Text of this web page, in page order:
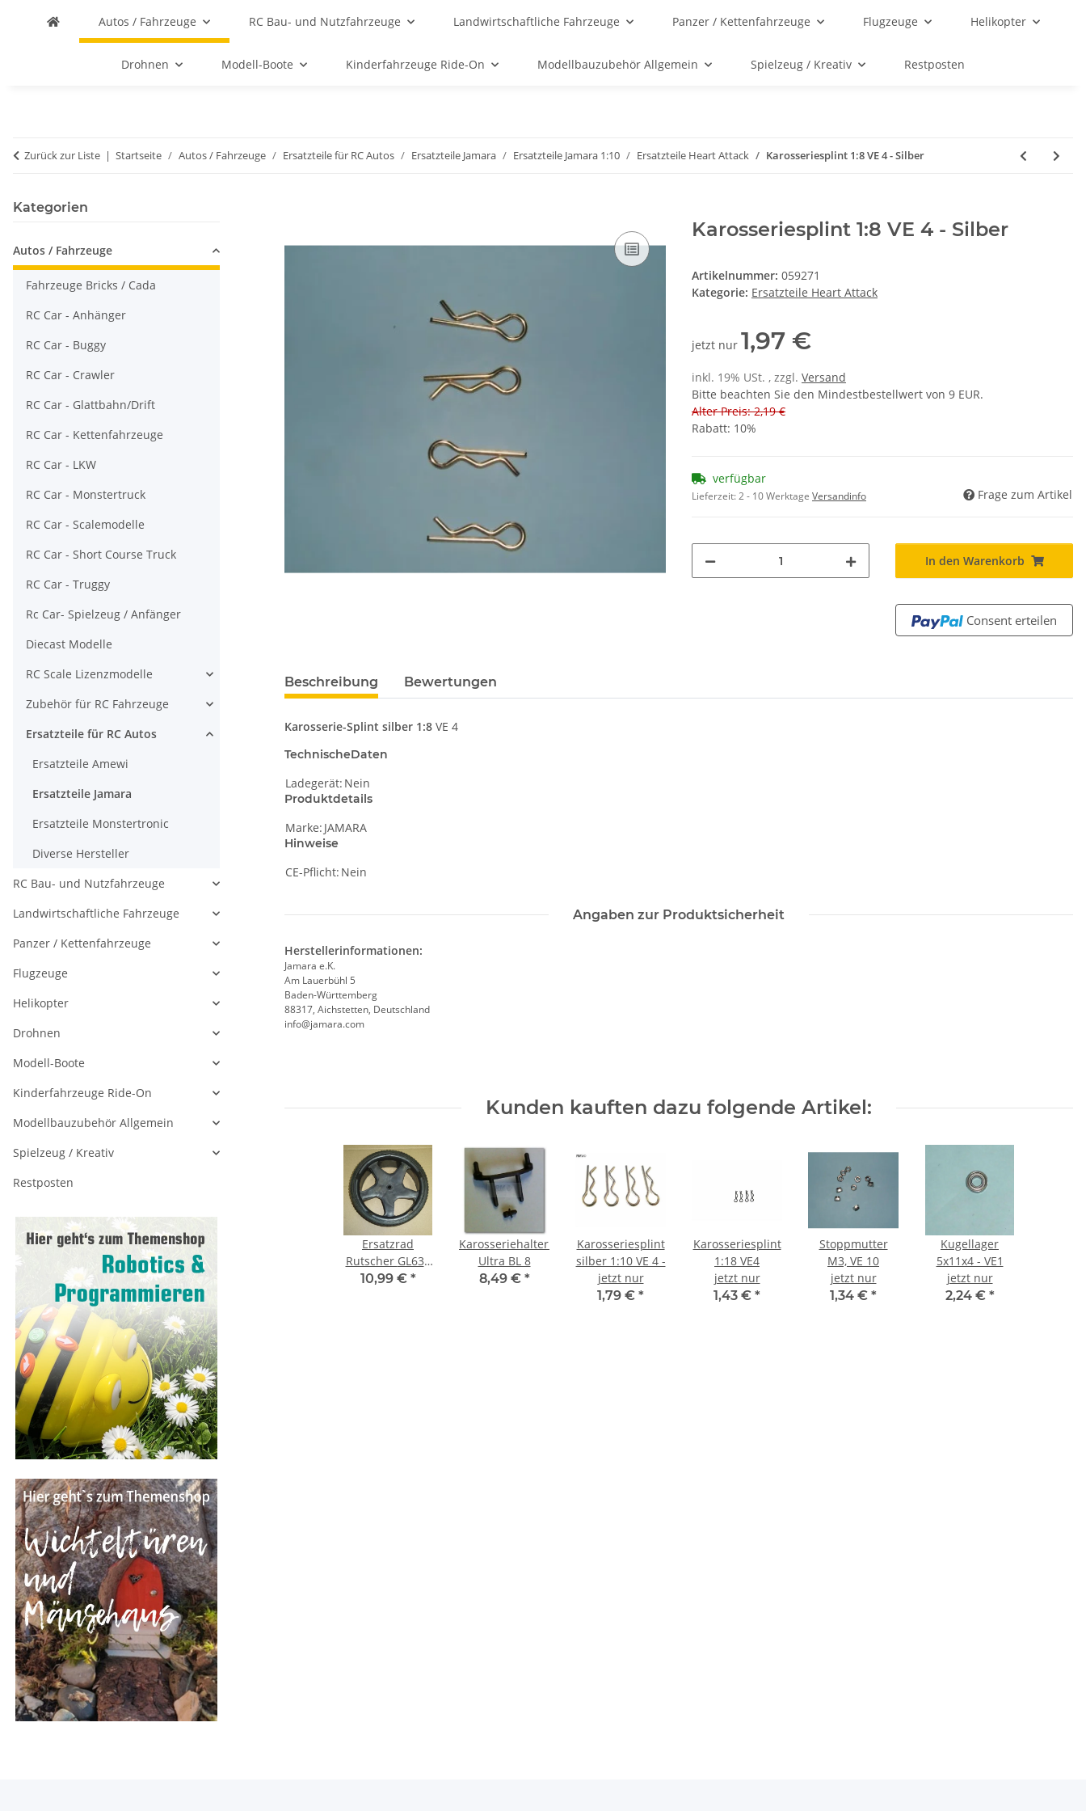
Autos / Fahrzeuge RC Bau- und Nutzfahrzeuge Landwirtschaftliche Fahrzeuge Panzer / Kettenfahrzeuge Flugzeuge Helikopter
Drohnen Modell-Boote Kinderfahrzeuge Ride-On Modellbauzubehör Allgemein Spielzeug / Kreativ Restposten
Zurück zur Liste Startseite Autos / Fahrzeuge Ersatzteile für RC Autos Ersatzteile Jamara Ersatzteile Jamara 1:10 Ersatzteile Heart Attack Karosseriesplint 1:8 VE 4 - Silber
Karosseriesplint 1:8 VE 4 - Silber
Artikelnummer: 059271
Kategorie: Ersatzteile Heart Attack
jetzt nur 1,97 €
inkl. 19% USt. , zzgl. Versand
Bitte beachten Sie den Mindestbestellwert von 9 EUR.
Alter Preis: 2,19 €
Rabatt: 10%
verfügbar
Lieferzeit:2 - 10 Werktage Versandinfo Frage zum Artikel
In den Warenkorb
Consent erteilen
Beschreibung Bewertungen
Karosserie-Splint silber 1:8 VE 4
TechnischeDaten
Ladegerät: Nein
Produktdetails
Marke: JAMARA
Hinweise
CE-Pflicht: Nein
Angaben zur Produktsicherheit
Herstellerinformationen:
Jamara e.K.
Am Lauerbühl 5
Baden-Württemberg
88317, Aichstetten, Deutschland
info@jamara.com
Kunden kauften dazu folgende Artikel:
Ersatzrad
Rutscher GL63 (
1 Stück )
10,99 € *
Karosseriehalterung
Ultra BL 8
8,49 € *
Karosseriesplint
silber 1:10 VE 4 -
jetzt nur
1,79 € *
Karosseriesplint
1:18 VE4
jetzt nur
1,43 € *
Stoppmutter
M3, VE 10
jetzt nur
1,34 € *
Kugellager
5x11x4 - VE1
jetzt nur
2,24 € *
Kategorien
Autos / Fahrzeuge
Fahrzeuge Bricks / Cada
RC Car - Anhänger
RC Car - Buggy
RC Car - Crawler
RC Car - Glattbahn/Drift
RC Car - Kettenfahrzeuge
RC Car - LKW
RC Car - Monstertruck
RC Car - Scalemodelle
RC Car - Short Course Truck
RC Car - Truggy
Rc Car- Spielzeug / Anfänger
Diecast Modelle
RC Scale Lizenzmodelle
Zubehör für RC Fahrzeuge
Ersatzteile für RC Autos
Ersatzteile Amewi
Ersatzteile Jamara
Ersatzteile Monstertronic
Diverse Hersteller
RC Bau- und Nutzfahrzeuge
Landwirtschaftliche Fahrzeuge
Panzer / Kettenfahrzeuge
Flugzeuge
Helikopter
Drohnen
Modell-Boote
Kinderfahrzeuge Ride-On
Modellbauzubehör Allgemein
Spielzeug / Kreativ
Restposten